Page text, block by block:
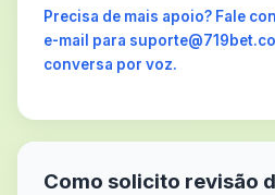
Precisa de mais apoio? Fale
e-mail para
conversa por voz.
Como solicito revisão